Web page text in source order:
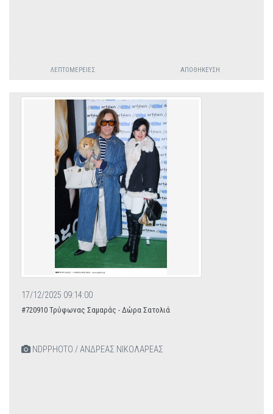
ΛΕΠΤΟΜΈΡΕΙΕΣ ΑΠΟΘΉΚΕΥΣΗ
17/12/2025 09:14:00
#720910 Τρύφωνας Σαμαράς - Δώρα Σατολιά
NDPPHOTO / ΑΝΔΡΕΑΣ ΝΙΚΟΛΑΡΕΑΣ